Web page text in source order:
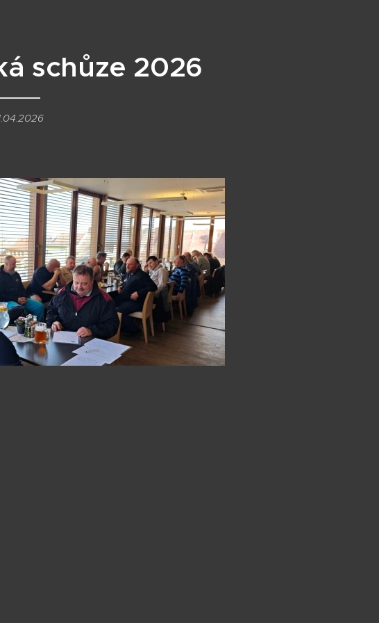
schůze 2026